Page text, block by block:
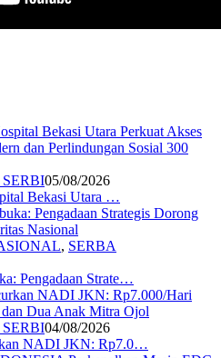
SERBI05/08/2026
Bekasi Utara …
, SERBA
Pengadaan Strate…
SERBI04/08/2026
NADI JKN: Rp7.0…